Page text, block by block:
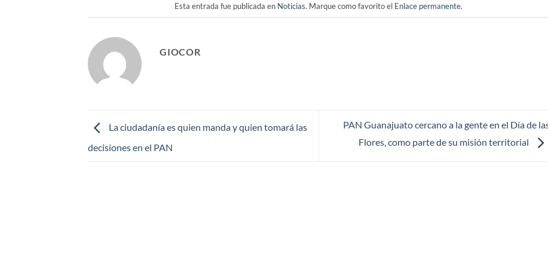
Esta entrada fue publicada en Noticias. Marque como favorito el Enlace permanente.
GIOCOR
La ciudadanía es quien manda y quien tomará las
decisiones en el PAN
PAN Guanajuato cercano a la gente en el Día de
Flores, como parte de su misión territorial